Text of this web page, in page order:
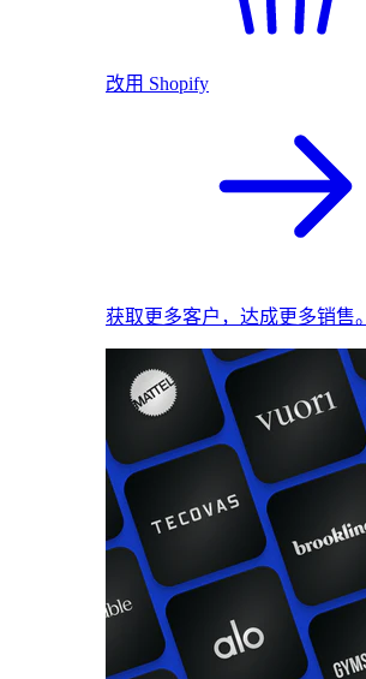
改用 Shopify
获取更多客户，达成更多销售。